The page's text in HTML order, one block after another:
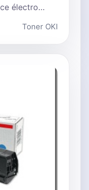
électro…
Toner OKI